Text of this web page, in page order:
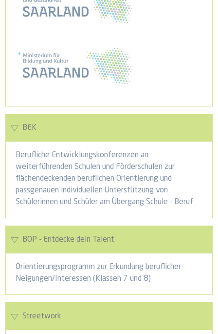
BEK
Berufliche Entwicklungskonferenzen an
weiterführenden Schulen und Förderschulen zur
flächendeckenden beruflichen Orientierung und
passgenauen individuellen Unterstützung von
Schülerinnen und Schüler am Übergang Schule – Beruf
BOP - Entdecke dein Talent
Orientierungsprogramm zur Erkundung beruflicher
Neigungen/Interessen (Klassen 7 und 8)
Streetwork